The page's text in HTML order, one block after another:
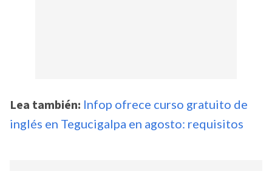
Lea también: Infop ofrece curso gratuito de
inglés en Tegucigalpa en agosto: requisitos